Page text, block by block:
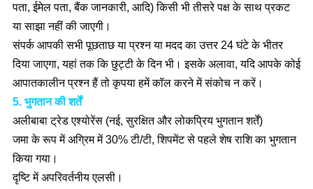
पता, ईमेल पता, बैंक जानकारी, आदि) किसी भी तीसरे पक्ष के साथ प्रकट
या साझा नहीं की जाएगी।
संपर्क आपकी सभी पूछताछ या प्रश्न या मदद का उत्तर 24 घंटे के भीतर
दिया जाएगा, यहां तक कि छुट्टी के दिन भी। इसके अलावा, यदि आपके कोई
आपातकालीन प्रश्न हैं तो कृपया हमें कॉल करने में संकोच न करें।
5. भुगतान की शर्तें
अलीबाबा ट्रेड एश्योरेंस (नई, सुरक्षित और लोकप्रिय भुगतान शर्तें)
जमा के रूप में अग्रिम में 30% टी/टी, शिपमेंट से पहले शेष राशि का भुगतान
किया गया।
दृष्टि में अपरिवर्तनीय एलसी।